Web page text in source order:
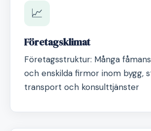
📈
Företagsklimat
Företagsstruktur: Många
och enskilda firmor inom bygg,
transport och konsulttjänster